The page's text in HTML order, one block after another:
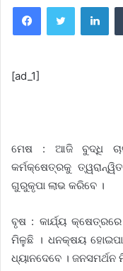
FacebookTwitter
[ad_1]
ମେଷ : ଆଜି ବୁଦ୍ଧି
କର୍ମକ୍ଷେତ୍ରକୁ
ଗୁରୁକୃପା ଲାଭ କରିବେ ।
ବୃଷ : କାର୍ଯ୍ୟ
ମିଳୁଛି । ଧନକ୍ଷୟ
ଧ୍ୟାନଦେବେ । ଜନସମର୍ଥନ